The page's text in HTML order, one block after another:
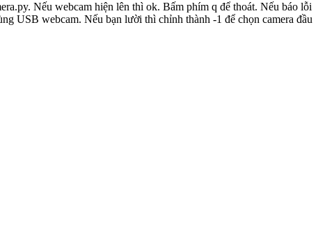
Nếu webcam hiện lên thì ok. Bấm phím q để thoát. Nếu báo lỗi
USB webcam. Nếu bạn lười thì chỉnh thành -1 để chọn camera đầu